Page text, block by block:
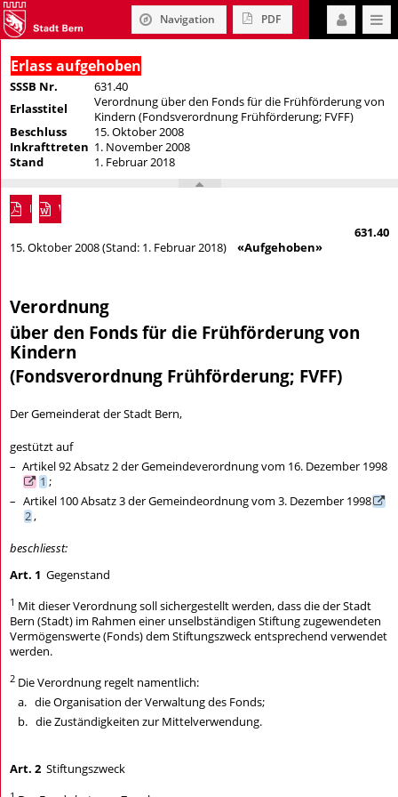
Navigation PDF
Erlass aufgehoben
SSSB Nr.
631.40
Erlasstitel
Verordnung über den Fonds für die Frühförderung von
Kindern (Fondsverordnung Frühförderung; FVFF)
Beschluss
15. Oktober 2008
Inkrafttreten 1. November 2008
Stand
1. Februar 2018
PDF Word
631.40
15. Oktober 2008 (Stand: 1. Februar 2018) «Aufgehoben»
Verordnung
über den Fonds für die Frühförderung von
Kindern
(Fondsverordnung Frühförderung; FVFF)
Der Gemeinderat der Stadt Bern,
gestützt auf
– Artikel 92 Absatz 2 der Gemeindeverordnung vom 16. Dezember 1998
1 ;
– Artikel 100 Absatz 3 der Gemeindeordnung vom 3. Dezember 1998
2 ,
beschliesst:
Art. 1 Gegenstand
1 Mit dieser Verordnung soll sichergestellt werden, dass die der Stadt
Bern (Stadt) im Rahmen einer unselbständigen Stiftung zugewendeten
Vermögenswerte (Fonds) dem Stiftungszweck entsprechend verwendet
werden.
2 Die Verordnung regelt namentlich:
a. die Organisation der Verwaltung des Fonds;
b. die Zuständigkeiten zur Mittelverwendung.
Art. 2 Stiftungszweck